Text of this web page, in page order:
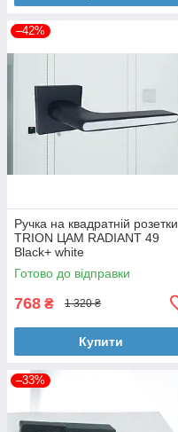
–42%
Ручка на квадратній розетки
TRION ЦАМ RADIANT 49
Black+ white
Готово до відправки
768 ₴ 1 320 ₴
Купити
–33%